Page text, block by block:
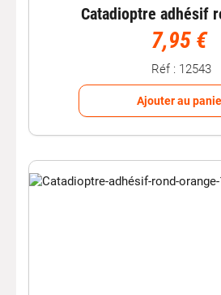
Catadioptre adhésif
7,95 €
Réf : 12543
Ajouter au